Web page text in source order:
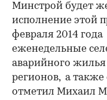
Минстрой будет
исполнение этой
февраля 2014
еженедельные
аварийного жилья
регионов, а также
отметил Михаил